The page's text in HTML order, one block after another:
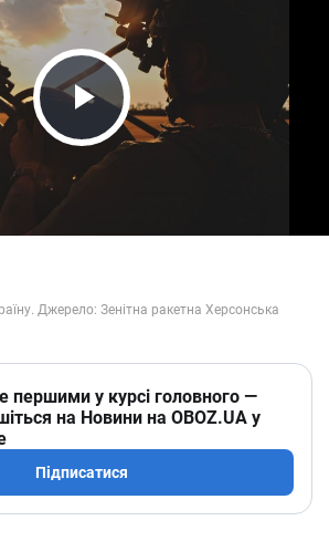
Play Video
першими у курсі головного —
на Новини на OBOZ.UA у
Підписатися